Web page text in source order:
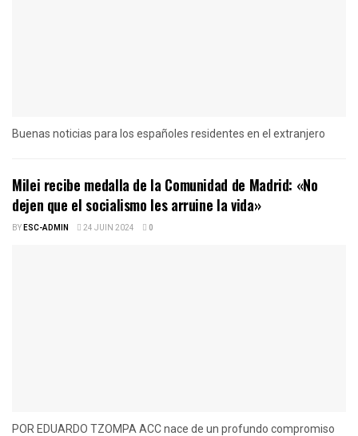
Buenas noticias para los españoles residentes en el extranjero
Milei recibe medalla de la Comunidad de Madrid: «No
dejen que el socialismo les arruine la vida»
BYESC-ADMIN 24 JUIN 2024 0
POR EDUARDO TZOMPA ACC nace de un profundo compromiso